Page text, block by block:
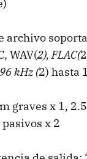
archivo
WAV(2), FLAC(
kHz (2) hasta
graves x 1,
x 2